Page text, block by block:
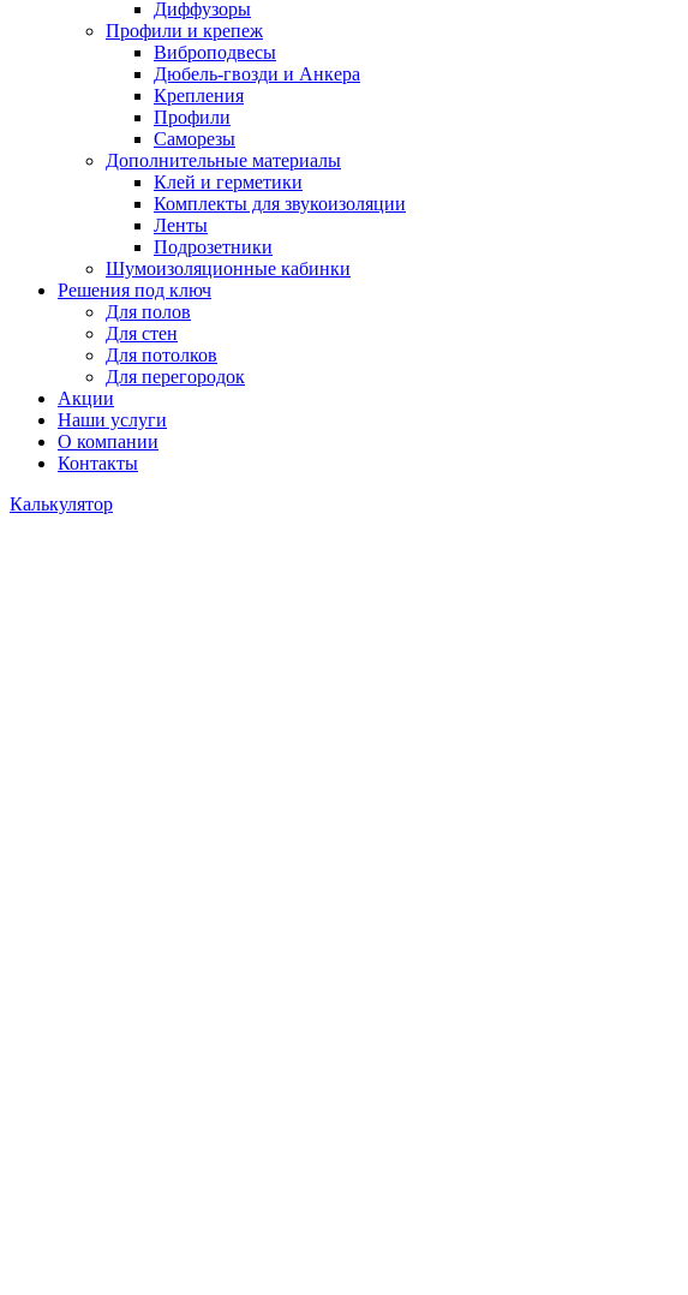
Диффузоры
Профили и крепеж
Виброподвесы
Дюбель-гвозди и Анкера
Крепления
Профили
Саморезы
Дополнительные материалы
Клей и герметики
Комплекты для звукоизоляции
Ленты
Подрозетники
Шумоизоляционные кабинки
Решения под ключ
Для полов
Для стен
Для потолков
Для перегородок
Акции
Наши услуги
О компании
Контакты
Калькулятор